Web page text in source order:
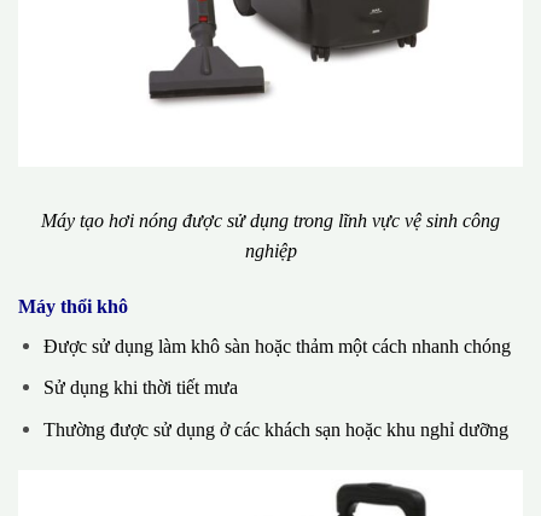
Máy tạo hơi nóng được sử dụng trong lĩnh vực vệ sinh công
nghiệp
Máy thổi khô
Được sử dụng làm khô sàn hoặc thảm một cách nhanh chóng
Sử dụng khi thời tiết mưa
Thường được sử dụng ở các khách sạn hoặc khu nghỉ dưỡng